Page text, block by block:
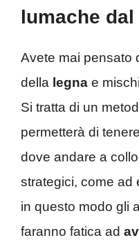
lumache
Avete mai pensato
della legna e
Si tratta di un
permetterà di
dove andare a
strategici, come ad
in questo modo gli
faranno fatica ad